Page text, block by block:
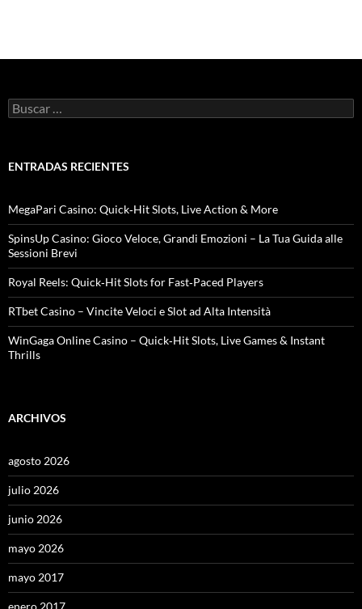
B
u
a
ENTRADAS RECIENTES
MegaPari Casino: Quick‑Hit Slots, Live Action & More
SpinsUp Casino: Gioco Veloce, Grandi Emozioni – La Tua Guida alle
Sessioni Brevi
Royal Reels: Quick‑Hit Slots for Fast‑Paced Players
RTbet Casino – Vincite Veloci e Slot ad Alta Intensità
WinGaga Online Casino – Quick‑Hit Slots, Live Games & Instant
Thrills
ARCHIVOS
agosto 2026
julio 2026
junio 2026
mayo 2026
mayo 2017
enero 2017